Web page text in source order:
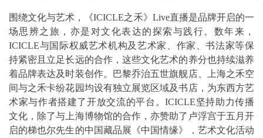
围绕文化与艺术，《ICICLE之禾》Live直播是品牌开启的一
场思辨之旅，亦是对文化表达的探索与践行。数年来，
ICICLE与国际权威艺术机构及艺术家、作家、书法家等保
持紧密且立足长远的合作，这些文化艺术的养分也持续滋养
着品牌表达及时装创作。巴黎乔治五世旗舰店、上海之禾空
间与之禾卡纷花园均设有独立展览区域及书店，为东西方艺
术家与作者搭建了开放交流的平台。ICICLE坚持助力传播
文化，除了与上海博物馆的合作，亦赞助了卢浮宫于五月开
启的梯也尔先生的中国藏品展《中国情缘》，艺术文化活动